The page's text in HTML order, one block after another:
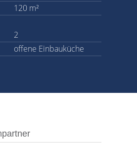
120 m²
2
offene Einbauküche